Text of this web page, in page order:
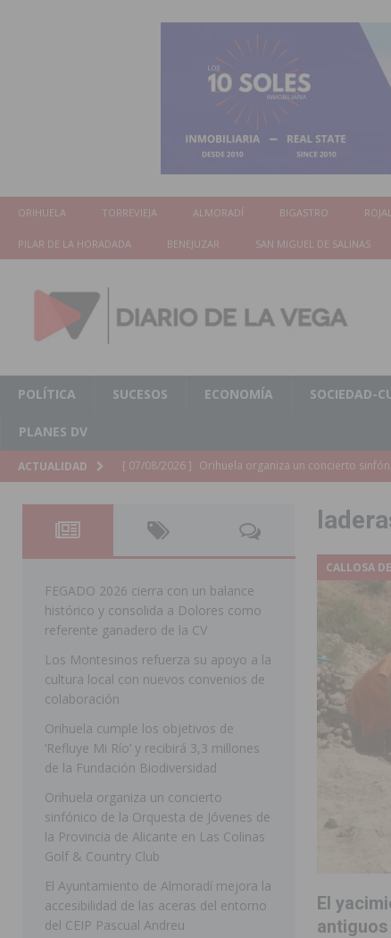
ORIHUELA TORREVIEJA ALMORADÍ BIGASTRO
PILAR DE LA HORADADA BENEJUZAR SAN MIGUEL DE SALINAS
POLÍTICA SUCESOS ECONOMÍA SOCIEDAD-
PLANES DV
ACTUALIDAD [ 07/08/2026 ] El Ayuntamiento de Almoradí mejora
[ 07/08/2026 ]
Educación destina 1,2 millones
[ 07/08/2026 ] La Policía Nacional desarticula un
clonación de llaves electrónicas
[ 07/08/2026 ] Torrevieja impulsa el empleo con la
[ 07/08/2026 ] Raiguero de Bonanza alerta del
[ 07/08/2026 ]
La Generalitat impulsa el
[ 07/08/2026 ] Benferri ya se prepara para dar
[ 07/08/2026 ] Bigastro se viste de gala para la
[ 07/08/2026 ]
Rojales clausura con éxito las
[ 06/08/2026 ]
Redován presenta la programación
Arcángel
REDOVÁN
[ 06/08/2026 ]
El PSOE denuncia una nueva
CALLOSA
El
FEGADO 2026 cierra con un balance
histórico y consolida a Dolores como
referente ganadero de la CV
Los Montesinos refuerza su apoyo a la
cultura local con nuevos convenios de
colaboración
Orihuela cumple los objetivos de
‘Refluye Mi Río’ y recibirá 3,3 millones
de la Fundación Biodiversidad
Orihuela organiza un concierto
sinfónico de la Orquesta de Jóvenes de
la Provincia de Alicante en Las Colinas
Golf & Country Club
El Ayuntamiento de Almoradí mejora la
accesibilidad de las aceras del entorno
del CEIP Pascual Andreu